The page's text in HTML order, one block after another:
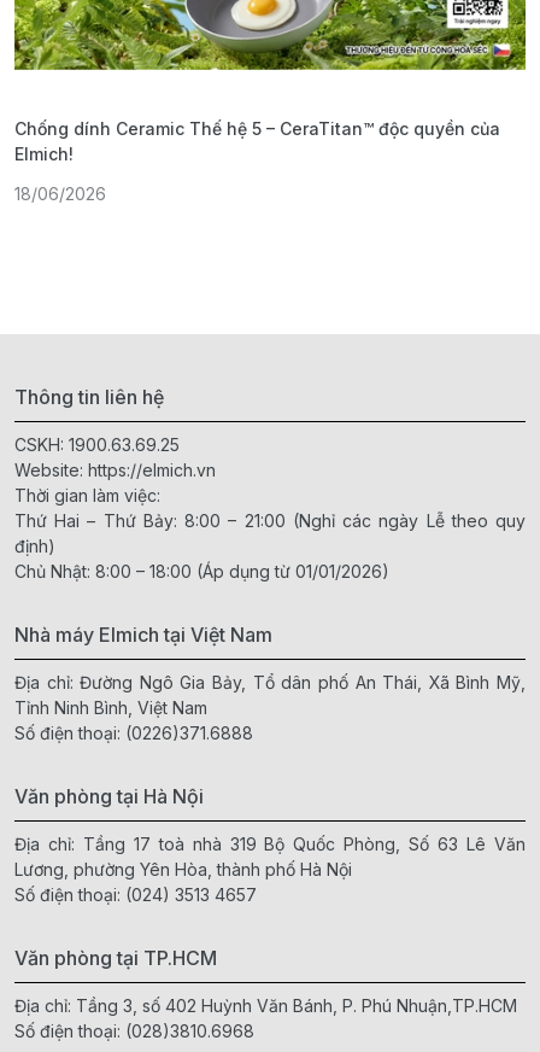
Chống dính Ceramic Thế hệ 5 – CeraTitan™ độc quyền của
Elmich!
18/06/2026
Thông tin liên hệ
CSKH: 1900.63.69.25
Website: https://elmich.vn
Thời gian làm việc:
Thứ Hai – Thứ Bảy: 8:00 – 21:00 (Nghỉ các ngày Lễ theo quy
định)
Chủ Nhật: 8:00 – 18:00 (Áp dụng từ 01/01/2026)
Nhà máy Elmich tại Việt Nam
Địa chỉ: Đường Ngô Gia Bảy, Tổ dân phố An Thái, Xã Bình Mỹ,
Tỉnh Ninh Bình, Việt Nam
Số điện thoại: (0226)371.6888
Văn phòng tại Hà Nội
Địa chỉ: Tầng 17 toà nhà 319 Bộ Quốc Phòng, Số 63 Lê Văn
Lương, phường Yên Hòa, thành phố Hà Nội
Số điện thoại: (024) 3513 4657
Văn phòng tại TP.HCM
Địa chỉ: Tầng 3, số 402 Huỳnh Văn Bánh, P. Phú Nhuận,TP.HCM
Số điện thoại: (028)3810.6968